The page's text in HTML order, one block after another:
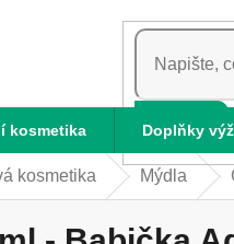
HLEDAT
kosmetika Doplňky
kosmetika Mýdla